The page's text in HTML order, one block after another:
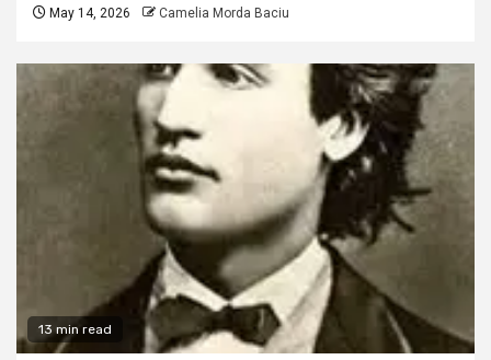
May 14, 2026 Camelia Morda Baciu
13 min read